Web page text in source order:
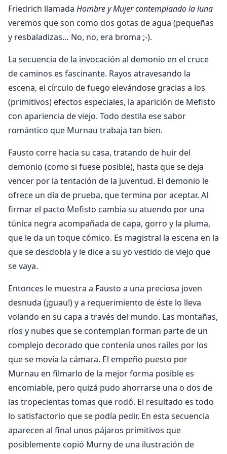
Friedrich llamada Hombre y Mujer contemplando la luna
veremos que son como dos gotas de agua (pequeñas
y resbaladizas… No, no, era broma ;-).
La secuencia de la invocación al demonio en el cruce
de caminos es fascinante. Rayos atravesando la
escena, el círculo de fuego elevándose gracias a los
(primitivos) efectos especiales, la aparición de Mefisto
con apariencia de viejo. Todo destila ese sabor
romántico que Murnau trabaja tan bien.
Fausto corre hacia su casa, tratando de huir del
demonio (como si fuese posible), hasta que se deja
vencer por la tentación de la juventud. El demonio le
ofrece un día de prueba, que termina por aceptar. Al
firmar el pacto Mefisto cambia su atuendo por una
túnica negra acompañada de capa, gorro y la pluma,
que le da un toque cómico. Es magistral la escena en la
que se desdobla y le dice a su yo vestido de viejo que
se vaya.
Entonces le muestra a Fausto a una preciosa joven
desnuda (¡guau!) y a requerimiento de éste lo lleva
volando en su capa a través del mundo. Las montañas,
ríos y nubes que se contemplan forman parte de un
complejo decorado que contenía unos raíles por los
que se movía la cámara. El empeño puesto por
Murnau en filmarlo de la mejor forma posible es
encomiable, pero quizá pudo ahorrarse una o dos de
las tropecientas tomas que rodó. El resultado es todo
lo satisfactorio que se podía pedir. En esta secuencia
aparecen al final unos pájaros primitivos que
posiblemente copió Murny de una ilustración de